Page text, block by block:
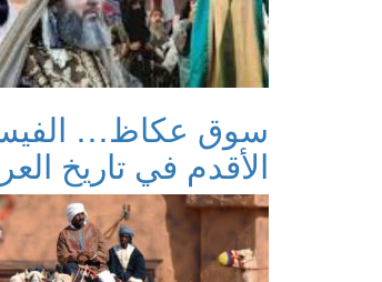
سوق عكاظ…
الأقدم في تاريخ